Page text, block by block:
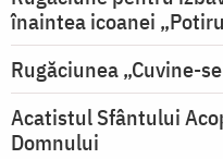
înaintea icoanei
Rugăciunea „Cuvine-
Acatistul Sfântului
Domnului